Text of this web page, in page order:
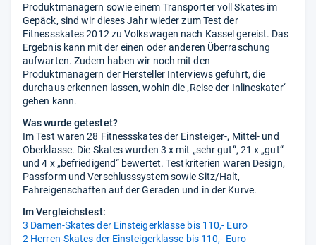
Produktmanagern sowie einem Transporter voll Skates im
Gepäck, sind wir dieses Jahr wieder zum Test der
Fitnessskates 2012 zu Volkswagen nach Kassel gereist. Das
Ergebnis kann mit der einen oder anderen Überraschung
aufwarten. Zudem haben wir noch mit den
Produktmanagern der Hersteller Interviews geführt, die
durchaus erkennen lassen, wohin die ‚Reise der Inlineskater‘
gehen kann.
Was wurde getestet?
Im Test waren 28 Fitnessskates der Einsteiger-, Mittel- und
Oberklasse. Die Skates wurden 3 x mit „sehr gut“, 21 x „gut“
und 4 x „befriedigend“ bewertet. Testkriterien waren Design,
Passform und Verschlusssystem sowie Sitz/Halt,
Fahreigenschaften auf der Geraden und in der Kurve.
Im Vergleichstest:
3 Damen-Skates der Einsteigerklasse bis 110,- Euro
2 Herren-Skates der Einsteigerklasse bis 110,- Euro